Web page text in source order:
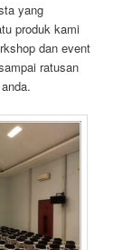
yang
produk kami
dan event
ratusan